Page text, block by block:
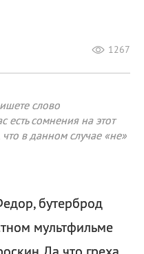
1267
слово
есть сомнения на этот
в данном случае «не»
бутерброд
мультфильме